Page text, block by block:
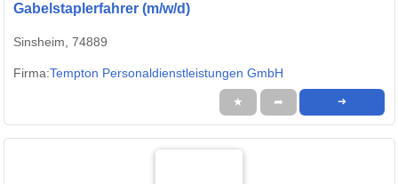
Gabelstaplerfahrer (m/w/d)
Sinsheim, 74889
Firma:Tempton Personaldienstleistungen GmbH
★ ➦ ➜